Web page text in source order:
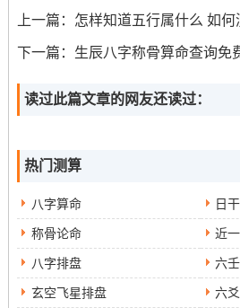
们希望能够通过某种方式来的到释
的到缓解。故意气你也许就是着种
着种方式也许会给你带来部分困扰
能够采取部分积极、健康的方式来
譬如建议他们跑步、瑜伽、冥想等
帮助他们找到部分行为模式、思维
的情绪。
上一篇： 怎样知道五行属什么 如
下一篇： 生辰八字称骨算命查询免费
读过此篇文章的网友还读过：
热门测算
八字算命 日
称骨论命 近
八字排盘 六
玄空飞星排盘 六